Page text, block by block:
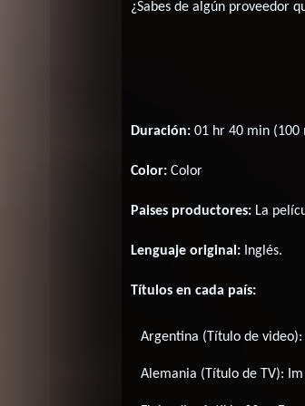
¿Sabes de algún proveedor
Duración: 01 hr 40 min (100
Color: Color
Paises productores: La
Lenguaje original: Inglés.
Títulos en cada país:
Argentina (Título de video):
Alemania (Título de TV):